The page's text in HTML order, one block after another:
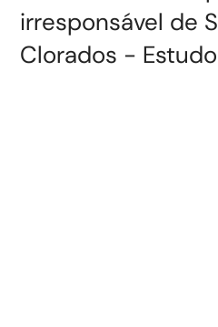
irresponsável de
Clorados -